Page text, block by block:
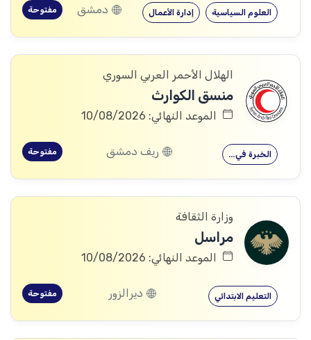
إدارة الأعمال العلوم السياسية دمشق مفتوحة
الهلال الأحمر العربي السوري
منسق الكوارث
الموعد النهائي: 10/08/2026
الخبرة في… ريف دمشق مفتوحة
وزارة الثقافة
مراسل
الموعد النهائي: 10/08/2026
التعليم الابتدائي ديرالزور مفتوحة